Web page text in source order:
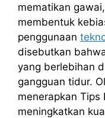
mematikan
membentuk
penggunaan
disebutkan
yang berlebihan
gangguan tidur.
menerapkan Tips
meningkatkan